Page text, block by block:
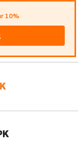
10%